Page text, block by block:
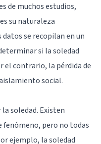
de muchos estudios,
su naturaleza
se recopilan en un
si la soledad
el contrario, la pérdida de
social.
soledad. Existen
fenómeno, pero no todas
ejemplo, la soledad